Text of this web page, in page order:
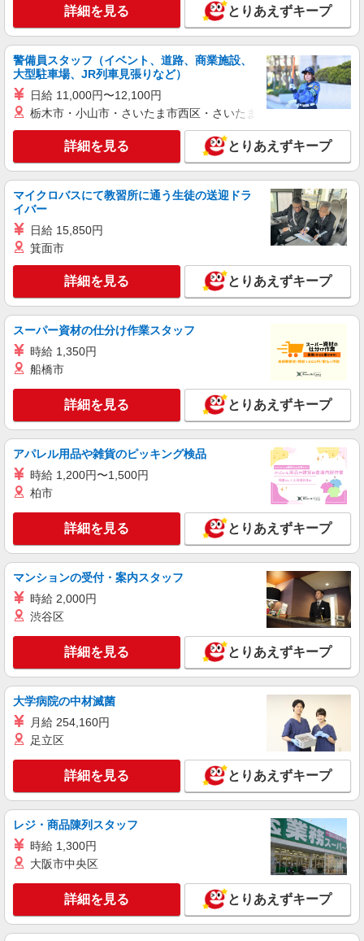
詳細を見る とりあえずキープ
警備員スタッフ（イベント、道路、商業施設、
大型駐車場、JR列車見張りなど）
日給 11,000円〜12,100円
栃木市・小山市・さいたま市西区・さいたま市岩槻区・久喜市・
詳細を見る とりあえずキープ
マイクロバスにて教習所に通う生徒の送迎ドラ
イバー
日給 15,850円
箕面市
詳細を見る とりあえずキープ
スーパー資材の仕分け作業スタッフ
時給 1,350円
船橋市
詳細を見る とりあえずキープ
アパレル用品や雑貨のピッキング検品
時給 1,200円〜1,500円
柏市
詳細を見る とりあえずキープ
マンションの受付・案内スタッフ
時給 2,000円
渋谷区
詳細を見る とりあえずキープ
大学病院の中材滅菌
月給 254,160円
足立区
詳細を見る とりあえずキープ
レジ・商品陳列スタッフ
時給 1,300円
大阪市中央区
詳細を見る とりあえずキープ